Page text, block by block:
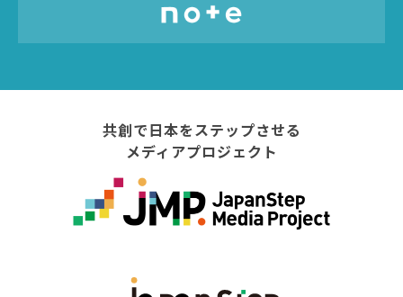
共創で日本をステップさせる
メディアプロジェクト